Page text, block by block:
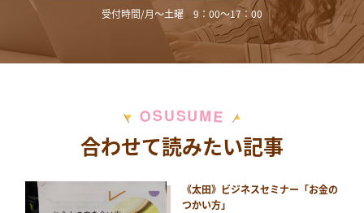
受付時間/月～土曜 9：00～17：00
OSUSUME
合わせて読みたい記事
《太田》ビジネスセミナー「お金の
つかい方」